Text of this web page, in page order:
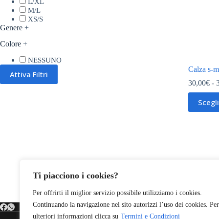
Ti piacciono i cookies?
Per offrirti il miglior servizio possibile utilizziamo i cookies.
Continuando la navigazione nel sito autorizzi l’uso dei cookies. Per
ulteriori informazioni clicca su Termini e Condizioni
Calza s-
30,00€ -
Scegli
Questo
prodotto
ha
pagina
del
M/L
XS/S
Genere +
Colore +
NESSUNO
Attiva Filtri